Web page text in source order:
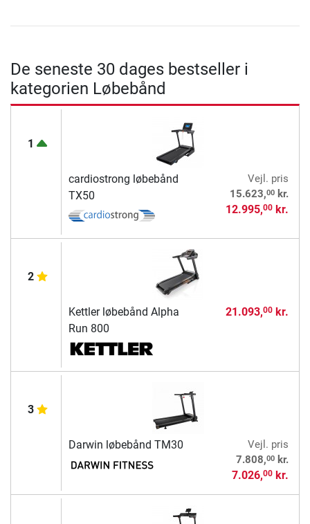
De seneste 30 dages bestseller i
kategorien Løbebånd
1
cardiostrong løbebånd
TX50
Vejl. pris
15.623,00kr.
12.995,00kr.
2
Kettler løbebånd Alpha
Run 800
21.093,00kr.
3
Darwin løbebånd TM30
Vejl. pris
7.808,00kr.
7.026,00kr.